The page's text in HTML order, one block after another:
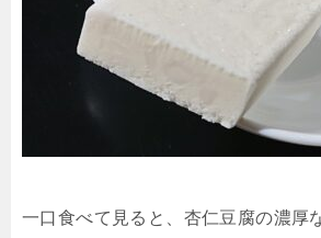
一口食べて見ると、杏仁豆腐の濃厚